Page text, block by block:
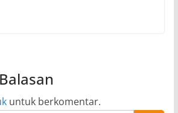
untuk berkomentar.